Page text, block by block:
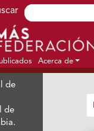
principal
sitio
Acerca de
de
de